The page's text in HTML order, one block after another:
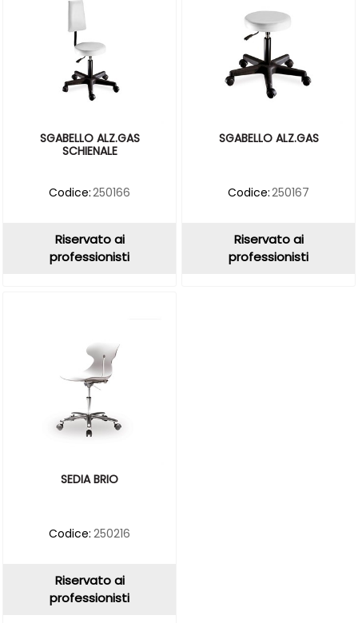
SGABELLO ALZ.GAS
SCHIENALE
Codice:250166
Riservato ai
professionisti
SGABELLO ALZ.GAS
Codice:250167
Riservato ai
professionisti
SEDIA BRIO
Codice: 250216
Riservato ai
professionisti